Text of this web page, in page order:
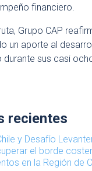
financiero.
Grupo CAP
un aporte al
sus casi
recientes
y Desafío
el borde
en la Región de